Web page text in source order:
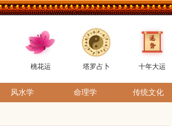
桃花运 塔罗占卜 十年大运
风水学 命理学 传统文化